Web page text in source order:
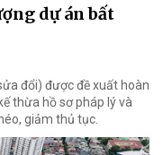
dự án bất
đổi) được đề xuất hoàn
thừa hồ sơ pháp lý và
giảm thủ tục.